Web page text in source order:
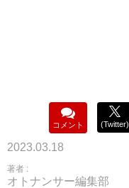
コメント (Twitter)
2023.03.18
著者 :
オトナンサー編集部